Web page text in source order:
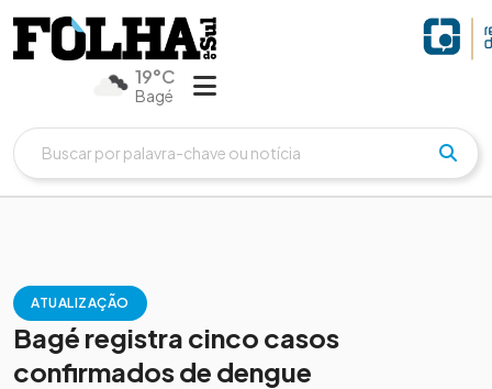
19°C
Bagé
ATUALIZAÇÃO
Bagé registra cinco casos
confirmados de dengue